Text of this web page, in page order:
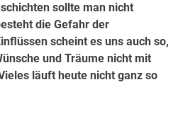
sollte man nicht
die Gefahr der
scheint es uns auch so,
und Träume nicht mit
läuft heute nicht ganz so